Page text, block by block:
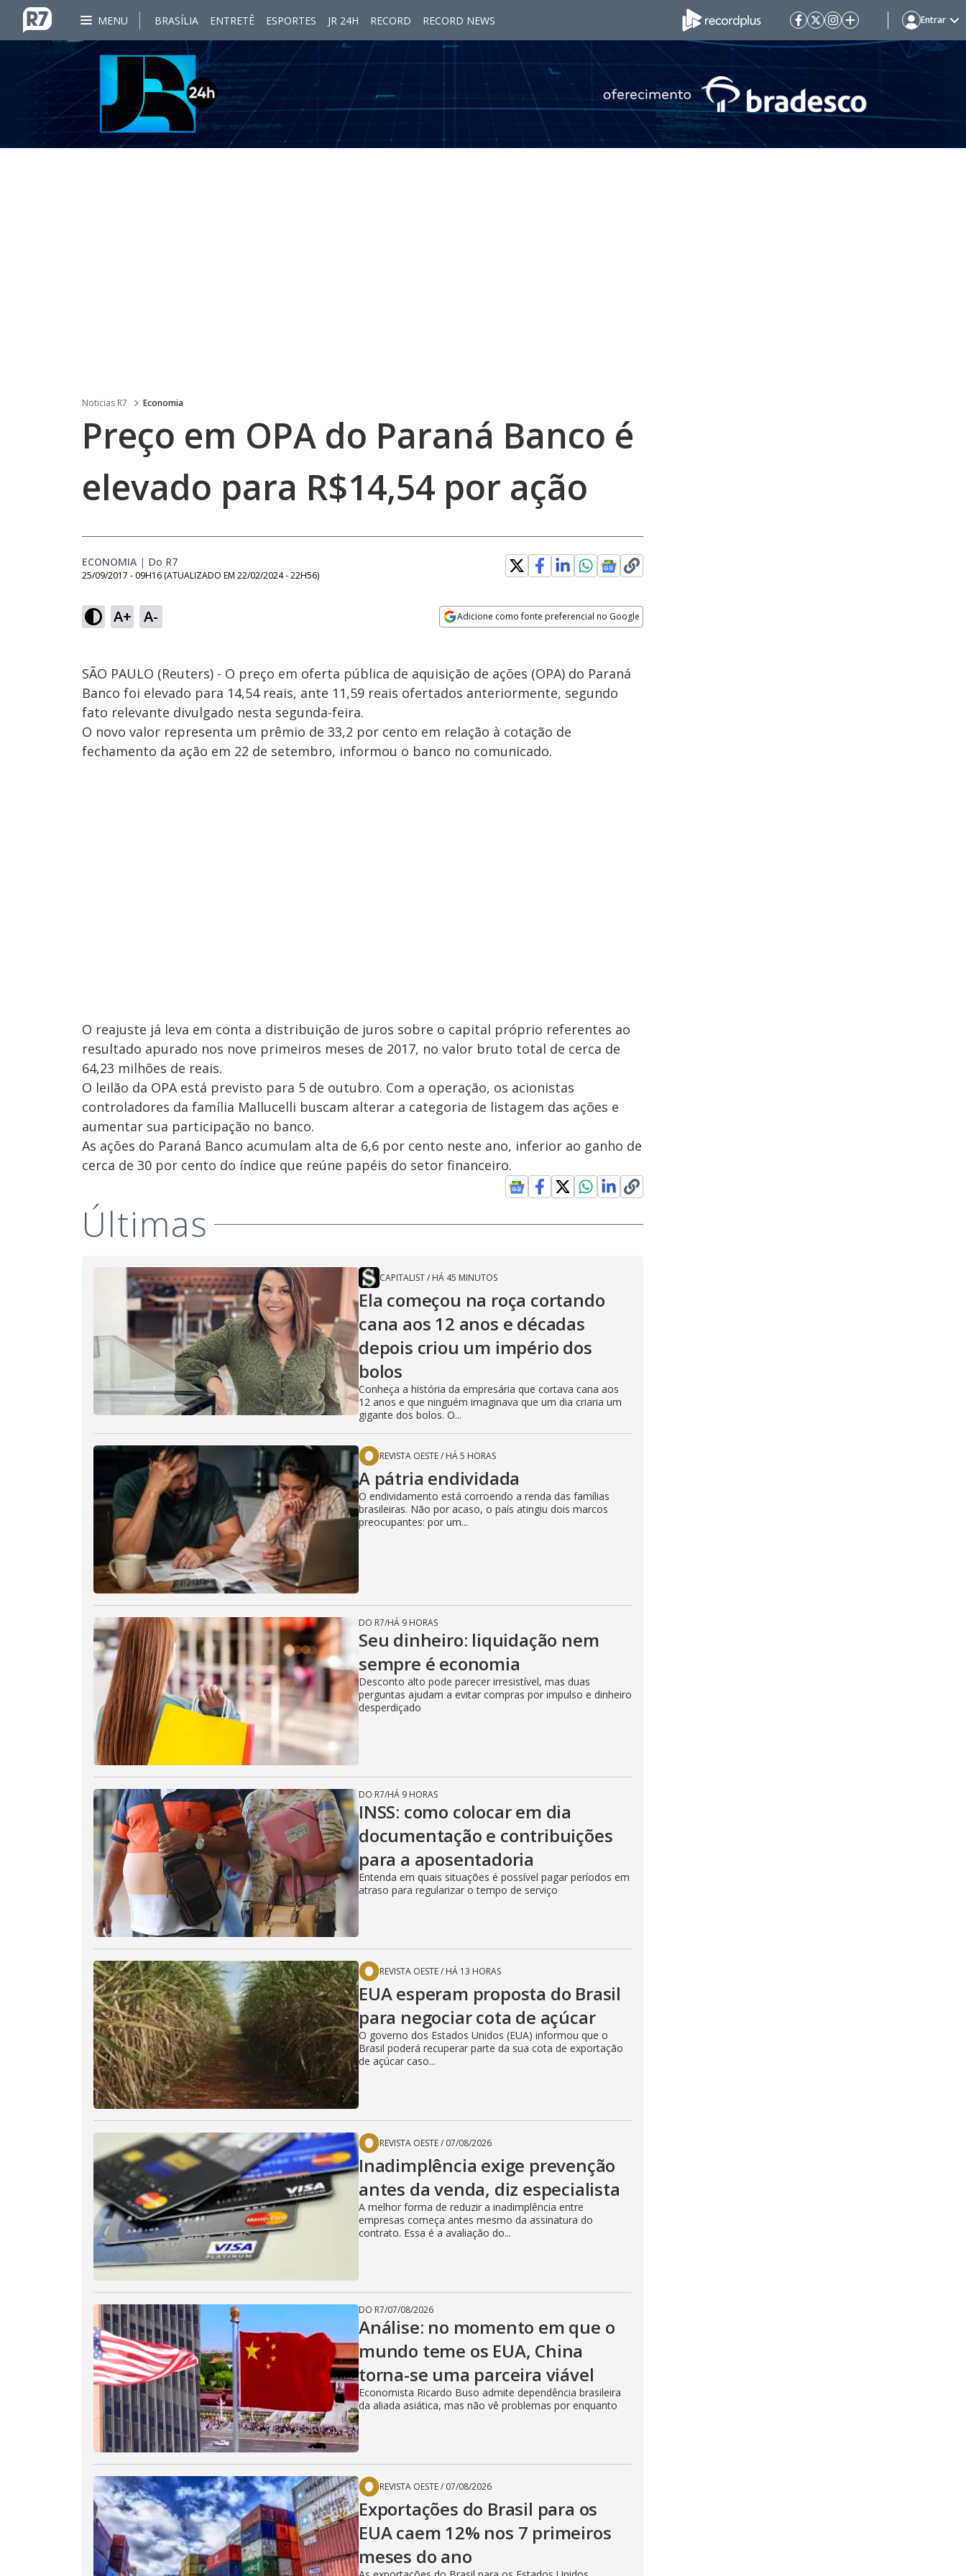
MENU BRASÍLIA ENTRETÊ ESPORTES JR 24H RECORD RECORD NEWS Entrar
Noticias R7 Economia
Preço em OPA do Paraná Banco é
elevado para R$14,54 por ação
ECONOMIA | Do R7
25/09/2017 - 09H16 (ATUALIZADO EM 22/02/2024 - 22H56)
A+ A- Adicione como fonte preferencial no Google
SÃO PAULO (Reuters) - O preço em oferta pública de aquisição de ações (OPA) do Paraná
Banco foi elevado para 14,54 reais, ante 11,59 reais ofertados anteriormente, segundo
fato relevante divulgado nesta segunda-feira.
O novo valor representa um prêmio de 33,2 por cento em relação à cotação de
fechamento da ação em 22 de setembro, informou o banco no comunicado.
O reajuste já leva em conta a distribuição de juros sobre o capital próprio referentes ao
resultado apurado nos nove primeiros meses de 2017, no valor bruto total de cerca de
64,23 milhões de reais.
O leilão da OPA está previsto para 5 de outubro. Com a operação, os acionistas
controladores da família Mallucelli buscam alterar a categoria de listagem das ações e
aumentar sua participação no banco.
As ações do Paraná Banco acumulam alta de 6,6 por cento neste ano, inferior ao ganho de
cerca de 30 por cento do índice que reúne papéis do setor financeiro.
Últimas
CAPITALIST/ HÁ 45 MINUTOS
Ela começou na roça cortando
cana aos 12 anos e décadas
depois criou um império dos
bolos
Conheça a história da empresária que cortava cana aos
12 anos e que ninguém imaginava que um dia criaria um
gigante dos bolos. O...
REVISTA OESTE/ HÁ 5 HORAS
A pátria endividada
O endividamento está corroendo a renda das famílias
brasileiras. Não por acaso, o país atingiu dois marcos
preocupantes: por um...
DO R7/HÁ 9 HORAS
Seu dinheiro: liquidação nem
sempre é economia
Desconto alto pode parecer irresistível, mas duas
perguntas ajudam a evitar compras por impulso e dinheiro
desperdiçado
DO R7/HÁ 9 HORAS
INSS: como colocar em dia
documentação e contribuições
para a aposentadoria
Entenda em quais situações é possível pagar períodos em
atraso para regularizar o tempo de serviço
REVISTA OESTE/ HÁ 13 HORAS
EUA esperam proposta do Brasil
para negociar cota de açúcar
O governo dos Estados Unidos (EUA) informou que o
Brasil poderá recuperar parte da sua cota de exportação
de açúcar caso...
REVISTA OESTE/ 07/08/2026
Inadimplência exige prevenção
antes da venda, diz especialista
A melhor forma de reduzir a inadimplência entre
empresas começa antes mesmo da assinatura do
contrato. Essa é a avaliação do...
DO R7/07/08/2026
Análise: no momento em que o
mundo teme os EUA, China
torna-se uma parceira viável
Economista Ricardo Buso admite dependência brasileira
da aliada asiática, mas não vê problemas por enquanto
REVISTA OESTE/ 07/08/2026
Exportações do Brasil para os
EUA caem 12% nos 7 primeiros
meses do ano